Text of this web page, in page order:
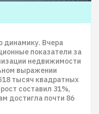
динамику. Вчера
показатели за
недвижимости
выражении
тысяч квадратных
составил 31%,
достигла почти 86